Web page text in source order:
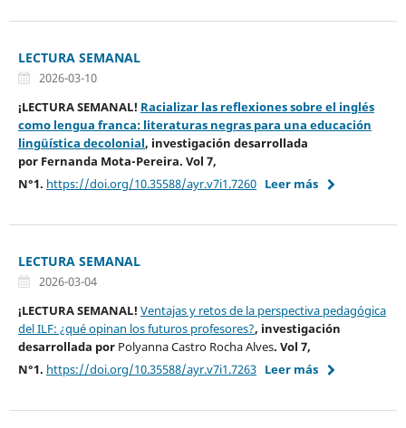
LECTURA SEMANAL
2026-03-10
¡LECTURA SEMANAL! Racializar las reflexiones sobre el inglés
como lengua franca: literaturas negras para una educación
lingüística decolonial, investigación desarrollada
por Fernanda Mota-Pereira. Vol 7,
N°1. https://doi.org/10.35588/ayr.v7i1.7260 Leer más
LECTURA SEMANAL
2026-03-04
¡LECTURA SEMANAL! Ventajas y retos de la perspectiva pedagógica
del ILF: ¿qué opinan los futuros profesores?, investigación
desarrollada por Polyanna Castro Rocha Alves. Vol 7,
N°1. https://doi.org/10.35588/ayr.v7i1.7263 Leer más